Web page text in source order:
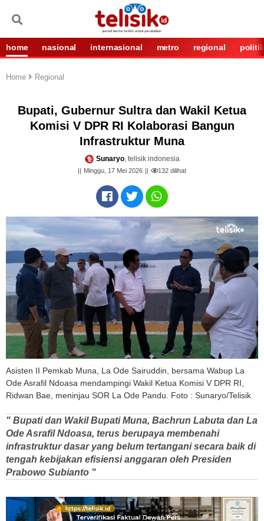
home nasional internasional metro regional politik
Home Regional
Bupati, Gubernur Sultra dan Wakil Ketua
Komisi V DPR RI Kolaborasi Bangun
Infrastruktur Muna
Sunaryo, telisik indonesia
Minggu, 17 Mei 2026 132 dilihat
Asisten II Pemkab Muna, La Ode Sairuddin, bersama Wabup La
Ode Asrafil Ndoasa mendampingi Wakil Ketua Komisi V DPR RI,
Ridwan Bae, meninjau SOR La Ode Pandu. Foto : Sunaryo/Telisik
" Bupati dan Wakil Bupati Muna, Bachrun Labuta dan La
Ode Asrafil Ndoasa, terus berupaya membenahi
infrastruktur dasar yang belum tertangani secara baik di
tengah kebijakan efisiensi anggaran oleh Presiden
Prabowo Subianto "